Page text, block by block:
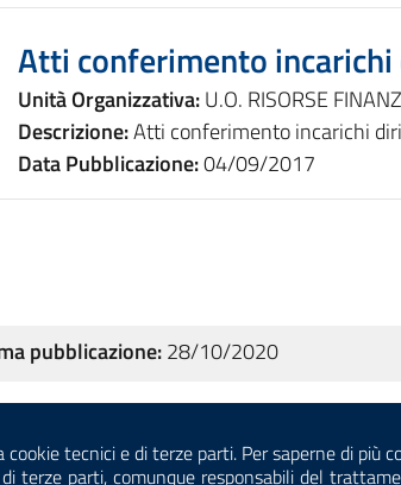
cookie tecnici e di terze parti. Per saperne di più
terze parti, comunque responsabili del
Atti conferimento
Unità Organizzativa:U.O. RISORSE
Descrizione:Atti conferimento incarichi
Data Pubblicazione:04/09/2017
pubblicazione:28/10/2020
Link Utili
AMMINISTRAZIONE TRASPARENTE